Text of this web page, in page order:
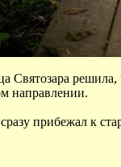
Святозара
направлении.
прибежал к